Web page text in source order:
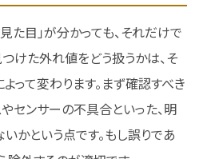
た目」が分かっても、それだけで
けた外れ値をどう扱うかは、そ
って変わります。まず確認すべき
センサーの不具合といった、明
かという点です。もし誤りであ